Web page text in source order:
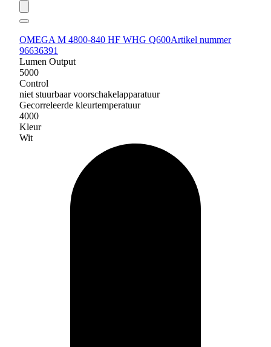
OMEGA M 4800-840 HF WHG Q600Artikel nummer
96636391
Lumen Output
5000
Control
niet stuurbaar voorschakelapparatuur
Gecorreleerde kleurtemperatuur
4000
Kleur
Wit